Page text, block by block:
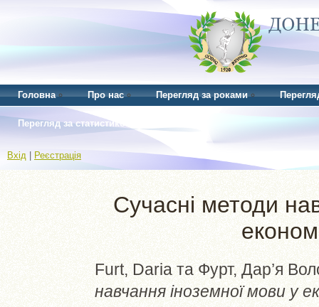
Головна Про нас Перегляд за роками
Перегляд за статистикою
Вхід Реєстрація
Сучасні методи
Furt, Daria та Фурт, Дар’я
навчання іноземної мови у